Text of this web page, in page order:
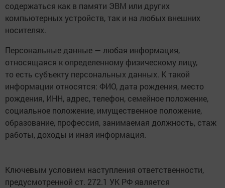
содержаться как в памяти ЭВМ или других
компьютерных устройств, так и на любых внешних
носителях.
Персональные данные — любая информация,
относящаяся к определенному физическому лицу,
то есть субъекту персональных данных. К такой
информации относятся: ФИО, дата рождения, место
рождения, ИНН, адрес, телефон, семейное положение,
социальное положение, имущественное положение,
образование, профессия, занимаемая должность, стаж
работы, доходы и иная информация.
Ключевым условием наступления ответственности,
предусмотренной ст. 272.1 УК РФ является